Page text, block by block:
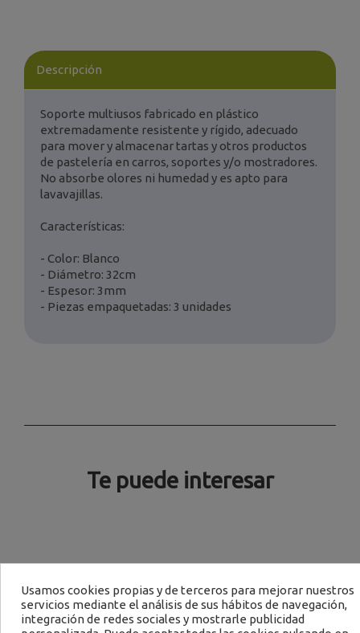
Descripción
Soporte multiusos fabricado en plástico
extremadamente resistente y rígido, adecuado
para mover y almacenar tartas y otros productos
de pastelería en carros, soportes y/o mostradores.
No absorbe olores ni humedad y es apto para
lavavajillas.
Características:
- Color: Blanco
- Diámetro: 32cm
- Espesor: 3mm
- Piezas empaquetadas: 3 unidades
Te puede interesar
Usamos cookies propias y de terceros para mejorar nuestros
servicios mediante el análisis de sus hábitos de navegación,
integración de redes sociales y mostrarle publicidad